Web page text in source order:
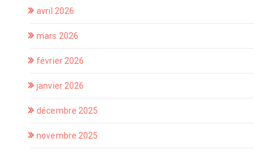
avril 2026
mars 2026
février 2026
janvier 2026
décembre 2025
novembre 2025